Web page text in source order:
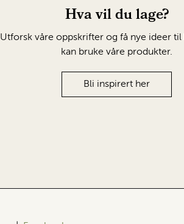
Hva vil du lage?
Utforsk våre oppskrifter og få nye ideer til
kan bruke våre produkter.
Bli inspirert her